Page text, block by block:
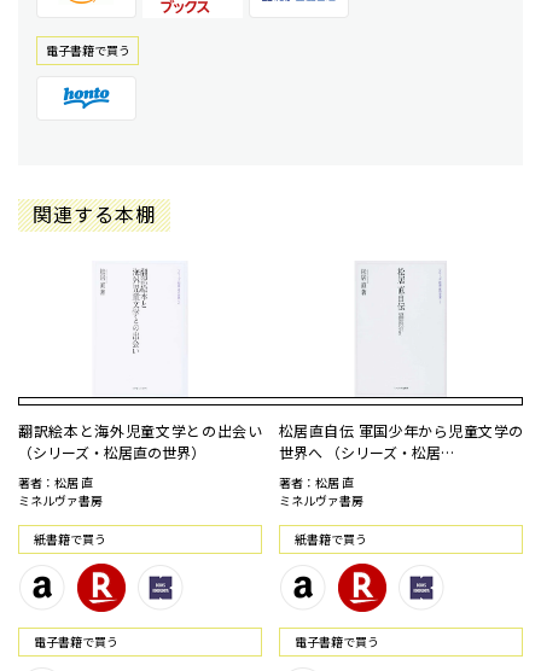
電⼦書籍で買う
関連する本棚
翻訳絵本と海外児童文学との出会い
（シリーズ・松居直の世界）
著者：松居 直
ミネルヴァ書房
紙書籍で買う
電⼦書籍で買う
松居直自伝 軍国少年から児童文学の
世界へ （シリーズ・松居…
著者：松居 直
ミネルヴァ書房
紙書籍で買う
電⼦書籍で買う